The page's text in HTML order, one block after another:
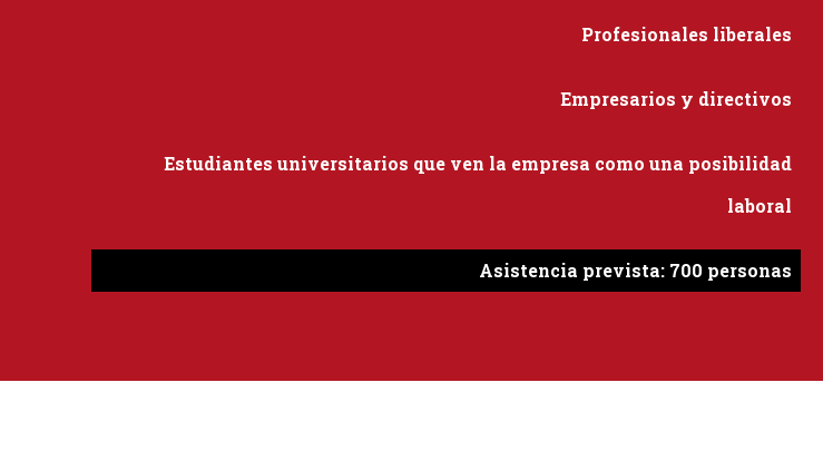
Profesionales liberales
Empresarios y directivos
Estudiantes universitarios que ven la empresa como una posibilidad
laboral
Asistencia prevista: 700 personas